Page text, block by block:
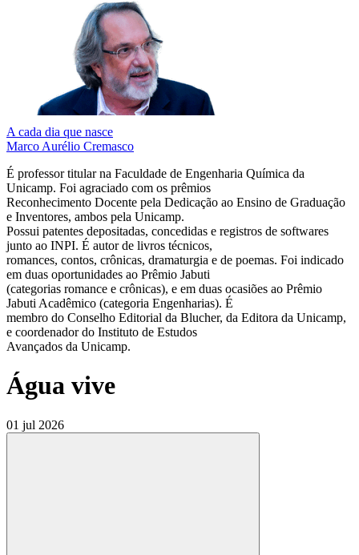
A cada dia que nasce
Marco Aurélio Cremasco
É professor titular na Faculdade de Engenharia Química da
Unicamp. Foi agraciado com os prêmios
Reconhecimento Docente pela Dedicação ao Ensino de Graduação
e Inventores, ambos pela Unicamp.
Possui patentes depositadas, concedidas e registros de softwares
junto ao INPI. É autor de livros técnicos,
romances, contos, crônicas, dramaturgia e de poemas. Foi indicado
em duas oportunidades ao Prêmio Jabuti
(categorias romance e crônicas), e em duas ocasiões ao Prêmio
Jabuti Acadêmico (categoria Engenharias). É
membro do Conselho Editorial da Blucher, da Editora da Unicamp,
e coordenador do Instituto de Estudos
Avançados da Unicamp.
Água vive
01 jul 2026